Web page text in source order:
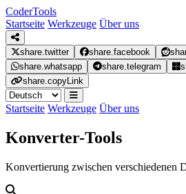
CoderTools
Startseite Werkzeuge Über uns
share.twitter share.facebook
share.whatsapp
share.telegram
share.copyLink
Startseite Werkzeuge Über uns
Konverter-Tools
Konvertierung zwischen verschiedenen